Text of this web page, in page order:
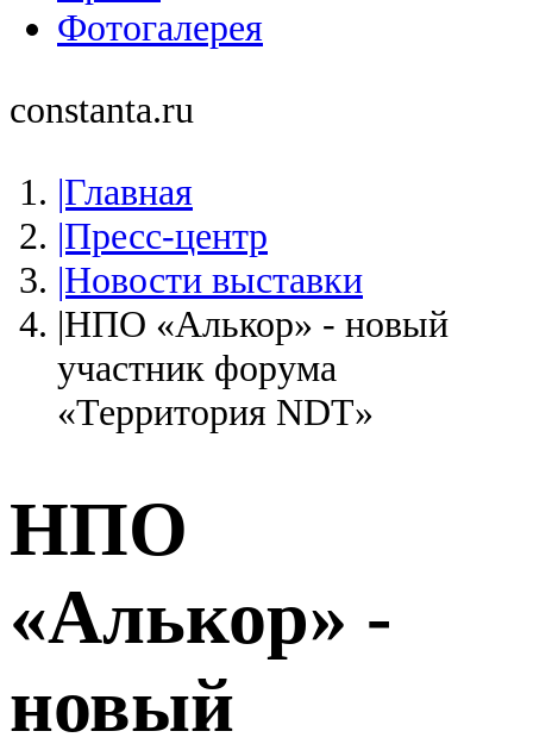
Фотогалерея
constanta.ru
|Главная
|Пресс-центр
|Новости выставки
|НПО «Алькор» - новый
участник форума
«Территория NDT»
НПО
«Алькор» -
новый